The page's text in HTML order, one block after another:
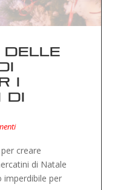
delle
i
di
creare
di Natale
imperdibile per